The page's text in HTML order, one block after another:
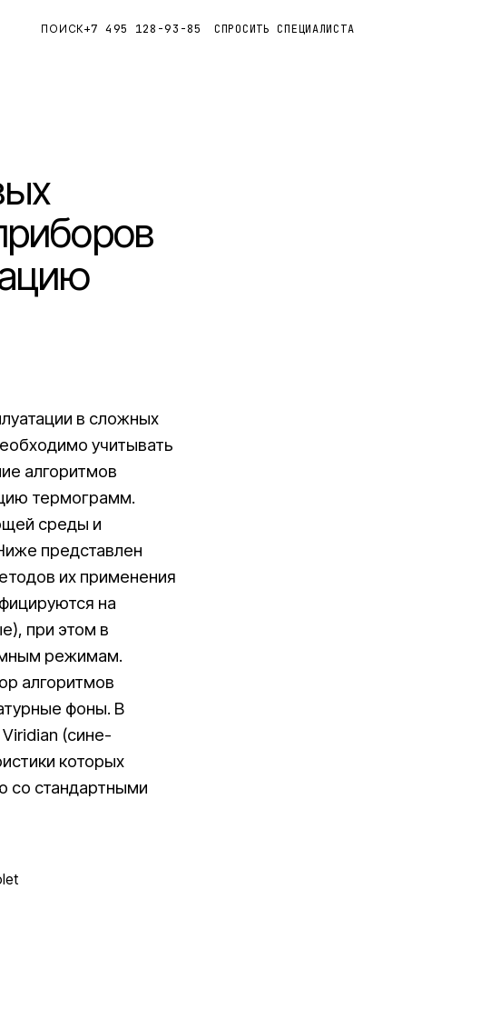
ПОИСК+7 495 128-93-85 СПРОСИТЬ СПЕЦИАЛИСТА
в сложных
учитывать
алгоритмов
термограмм.
среды и
представлен
их применения
на
при этом в
режимам.
алгоритмов
фоны. В
(сине-
которых
со стандартными